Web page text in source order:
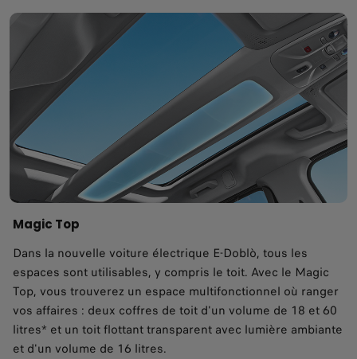
Magic Top
Dans la nouvelle voiture électrique E-Doblò, tous les
espaces sont utilisables, y compris le toit. Avec le Magic
Top, vous trouverez un espace multifonctionnel où ranger
vos affaires : deux coffres de toit d'un volume de 18 et 60
litres* et un toit flottant transparent avec lumière ambiante
et d'un volume de 16 litres.